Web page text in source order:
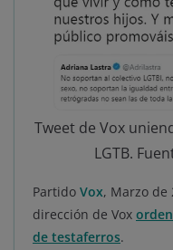
Tweet de Vox
LGTB.
Partido Vox, Marzo de
dirección de Vox
de testaferros.